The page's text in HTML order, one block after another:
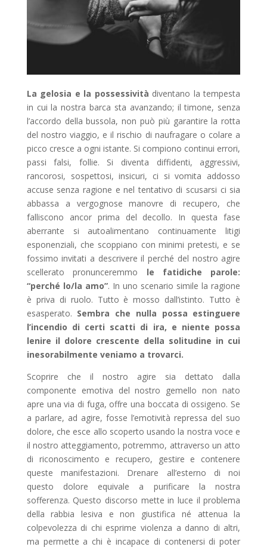
La gelosia e la possessività diventano la tempesta
in cui la nostra barca sta avanzando; il timone, senza
l’accordo della bussola, non può più garantire la rotta
del nostro viaggio, e il rischio di naufragare o colare a
picco cresce a ogni istante. Si compiono continui errori,
passi falsi, follie. Si diventa diffidenti, aggressivi,
rancorosi, sospettosi, insicuri, ci si vomita addosso
accuse senza ragione e nel tentativo di scusarsi ci sia
abbassa a vergognose manovre di recupero, che
falliscono ancor prima del decollo. In questa fase
aberrante si autoalimentano continuamente litigi
esponenziali, che scoppiano con minimi pretesti, e se
fossimo invitati a descrivere il perché del nostro agire
scellerato pronunceremmo le fatidiche parole:
“perché lo/la amo”. In uno scenario simile la ragione
è priva di ruolo. Tutto è mosso dall’istinto. Tutto è
esasperato. Sembra che nulla possa estinguere
l’incendio di certi scatti di ira, e niente possa
lenire il dolore crescente della solitudine in cui
inesorabilmente veniamo a trovarci.
Scoprire che il nostro agire sia dettato dalla
componente emotiva del nostro gemello non nato
apre una via di fuga, offre una boccata di ossigeno. Se
a parlare, ad agire, fosse l’emotività repressa del suo
dolore, che esce allo scoperto usando la nostra voce e
il nostro atteggiamento, potremmo, attraverso un atto
di riconoscimento e recupero, gestire e contenere
queste manifestazioni. Drenare all’esterno di noi
questo dolore equivale a purificare la nostra
sofferenza. Questo discorso mette in luce il problema
della rabbia lesiva e non giustifica né attenua la
colpevolezza di chi esprime violenza a danno di altri,
ma permette a chi è incapace di contenersi di poter